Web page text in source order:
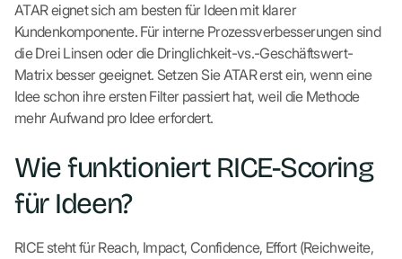
ATAR eignet sich am besten für Ideen mit klarer
Kundenkomponente. Für interne Prozessverbesserungen sind
die Drei Linsen oder die Dringlichkeit-vs.-Geschäftswert-
Matrix besser geeignet. Setzen Sie ATAR erst ein, wenn eine
Idee schon ihre ersten Filter passiert hat, weil die Methode
mehr Aufwand pro Idee erfordert.
Wie funktioniert RICE-Scoring
für Ideen?
RICE steht für Reach, Impact, Confidence, Effort (Reichweite,